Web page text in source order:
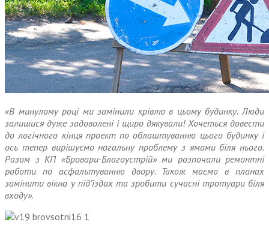
«В минулому році ми замінили крівлю в цьому будинку. Люди
залишися дуже задоволені і щиро дякували! Хочеться довести
до логічного кінця проект по облаштуванню цього будинку і
ось тепер вирішуємо нагальну проблему з ямами біля нього.
Разом з КП «Бровари-Благоустрій» ми розпочали ремонтні
роботи по асфальтуванню двору. Також маємо в планах
замінити вікна у під’їздах та зробити сучасні тротуари біля
входу».